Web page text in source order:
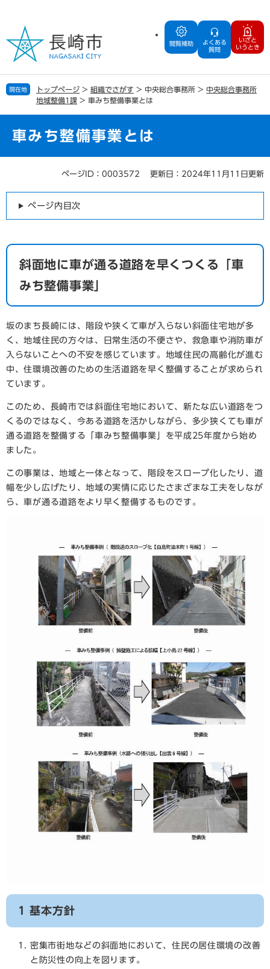
の
で
す
ー
ば
し
閲覧補助
よくある
質問
いざと
いうとき
現在地 トップページ > 組織でさがす > 中央総合事務所 > 中央総合事務所
地域整備1課 > 車みち整備事業とは
車みち整備事業とは
ページID：0003572 更新日：2024年11月11日更新
ページ内目次
斜面地に車が通る道路を早くつくる「車
みち整備事業」
坂のまち長崎には、階段や狭くて車が入らない斜面住宅地が多
く、地域住民の方々は、日常生活の不便さや、救急車や消防車が
入らないことへの不安を感じています。地域住民の高齢化が進む
中、住環境改善のための生活道路を早く整備することが求められ
ています。
このため、長崎市では斜面住宅地において、新たな広い道路をつ
くるのではなく、今ある道路を活かしながら、多少狭くても車が
通る道路を整備する「車みち整備事業」を平成25年度から始め
ました。
この事業は、地域と一体となって、階段をスロープ化したり、道
幅を少し広げたり、地域の実情に応じたさまざまな工夫をしなが
ら、車が通る道路をより早く整備するものです。
1 基本方針
密集市街地などの斜面地において、住民の居住環境の改善
と防災性の向上を図ります。